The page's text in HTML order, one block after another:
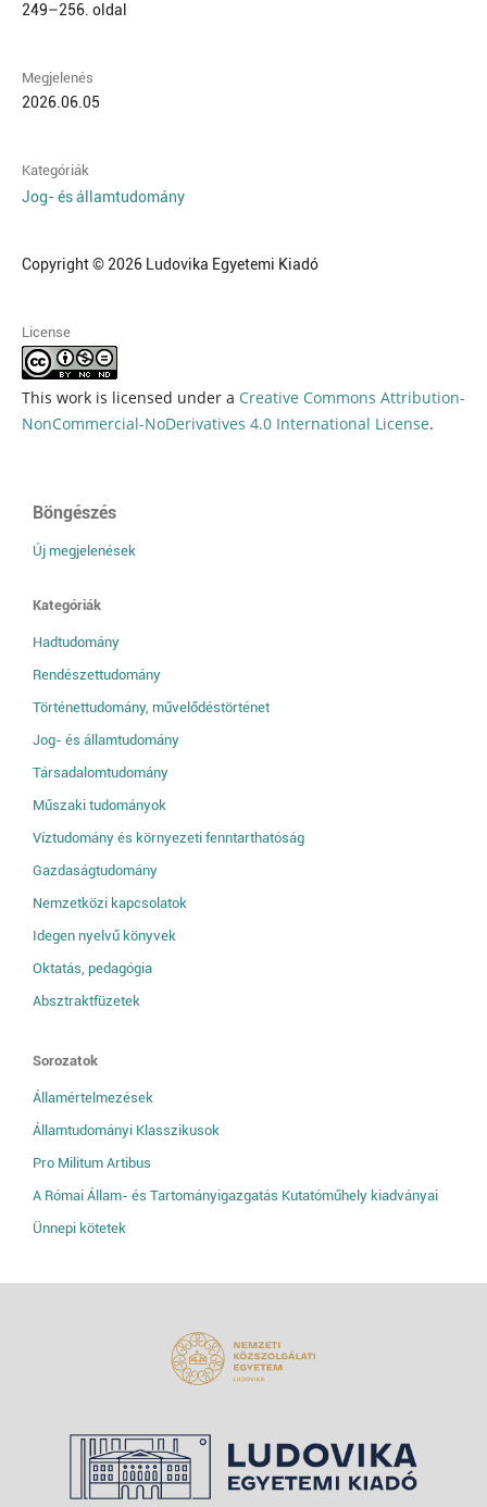
249–256. oldal
Megjelenés
2026.06.05
Kategóriák
Jog- és államtudomány
Copyright © 2026 Ludovika Egyetemi Kiadó
License
This work is licensed under a Creative Commons Attribution-
NonCommercial-NoDerivatives 4.0 International License.
Böngészés
Új megjelenések
Kategóriák
Hadtudomány
Rendészettudomány
Történettudomány, művelődéstörténet
Jog- és államtudomány
Társadalomtudomány
Műszaki tudományok
Víztudomány és környezeti fenntarthatóság
Gazdaságtudomány
Nemzetközi kapcsolatok
Idegen nyelvű könyvek
Oktatás, pedagógia
Absztraktfüzetek
Sorozatok
Államértelmezések
Államtudományi Klasszikusok
Pro Militum Artibus
A Római Állam- és Tartományigazgatás Kutatóműhely kiadványai
Ünnepi kötetek